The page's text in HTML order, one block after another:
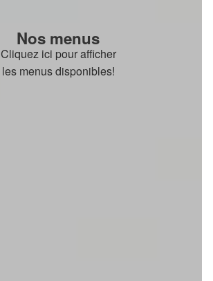
Nos menus
Cliquez ici pour afficher
les menus disponibles!